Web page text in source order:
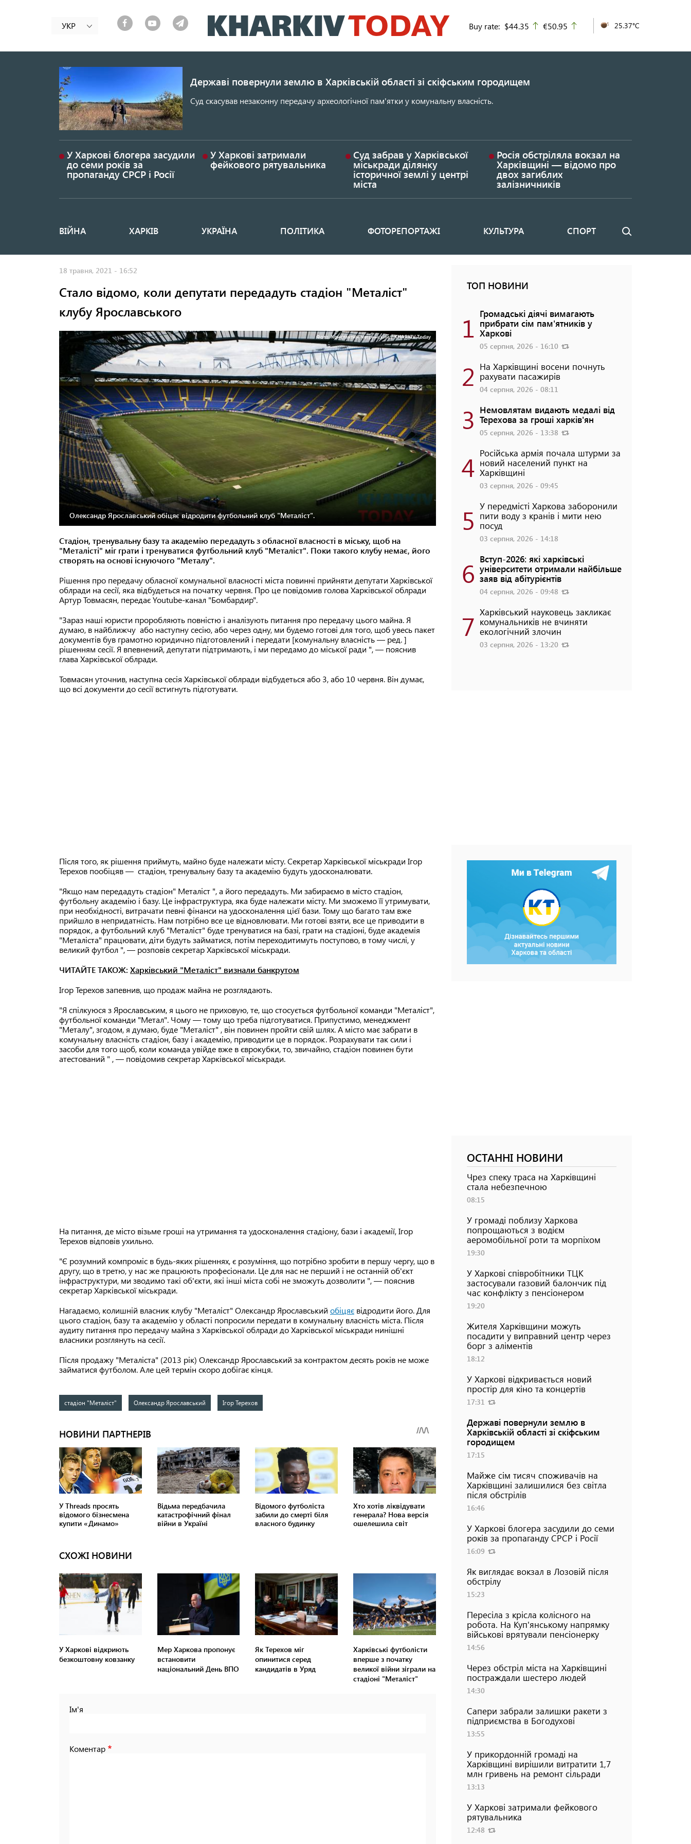
до
основного
УКР Buy rate: $44.35 up
€50.95 25.37°C
Державі повернули землю в Харківській області зі скіфським городищем
Суд скасував незаконну передачу археологічної пам'ятки у комунальну власність.
У Харкові блогера засудили
до семи років за
пропаганду СРСР і Росії
У Харкові затримали
фейкового рятувальника
Суд забрав у Харківської
міськради ділянку
історичної землі у центрі
міста
Росія обстріляла вокзал на
Харківщині — відомо про
двох загиблих
залізничників
Основная
ВІЙНА ХАРКІВ УКРАЇНА ПОЛІТИКА ФОТОРЕПОРТАЖІ КУЛЬТУРА СПОРТ Пошук
18 травня, 2021 - 16:52
Стало відомо, коли депутати передадуть стадіон "Металіст"
клубу Ярославського
Фото: Константин Чегринский / KHARKIV Today
Олександр Ярославський обіцяє відродити футбольний клуб "Металіст".
Стадіон, тренувальну базу та академію передадуть з обласної власності в міську, щоб на
"Металісті" міг грати і тренуватися футбольний клуб "Металіст". Поки такого клубу немає, його
створять на основі існуючого "Металу".
Рішення про передачу обласної комунальної власності міста повинні прийняти депутати Харківської
облради на сесії, яка відбудеться на початку червня. Про це повідомив голова Харківської облради
Артур Товмасян, передає Youtube-канал "Бомбардир".
"Зараз наші юристи проробляють повністю і аналізують питання про передачу цього майна. Я
думаю, в найближчу або наступну сесію, або через одну, ми будемо готові для того, щоб увесь пакет
документів був грамотно юридично підготовлений і передати [комунальну власність — ред. ]
рішенням сесії. Я впевнений, депутати підтримають, і ми передамо до міської ради ", — пояснив
глава Харківської облради.
Товмасян уточнив, наступна сесія Харківської облради відбудеться або 3, або 10 червня. Він думає,
що всі документи до сесії встигнуть підготувати.
Після того, як рішення приймуть, майно буде належати місту. Секретар Харківської міськради Ігор
Терехов пообіцяв — стадіон, тренувальну базу та академію будуть удосконалювати.
"Якщо нам передадуть стадіон" Металіст ", а його передадуть. Ми забираємо в місто стадіон,
футбольну академію і базу. Це інфраструктура, яка буде належати місту. Ми зможемо її утримувати,
при необхідності, витрачати певні фінанси на удосконалення цієї бази. Тому що багато там вже
прийшло в непридатність. Нам потрібно все це відновлювати. Ми готові взяти, все це приводити в
порядок, а футбольний клуб "Металіст" буде тренуватися на базі, грати на стадіоні, буде академія
"Металіста" працювати, діти будуть займатися, потім переходитимуть поступово, в тому числі, у
великий футбол ", — розповів секретар Харківської міськради.
ЧИТАЙТЕ ТАКОЖ: Харківський "Металіст" визнали банкрутом
Ігор Терехов запевнив, що продаж майна не розглядають.
"Я спілкуюся з Ярославським, я цього не приховую, те, що стосується футбольної команди "Металіст",
футбольної команди "Метал". Чому — тому що треба підготуватися. Припустимо, менеджмент
"Металу", згодом, я думаю, буде "Металіст" , він повинен пройти свій шлях. А місто має забрати в
комунальну власність стадіон, базу і академію, приводити це в порядок. Розрахувати так сили і
засоби для того щоб, коли команда увійде вже в єврокубки, то, звичайно, стадіон повинен бути
атестований " , — повідомив секретар Харківської міськради.
На питання, де місто візьме гроші на утримання та удосконалення стадіону, бази і академії, Ігор
Терехов відповів ухильно.
"Є розумний компроміс в будь-яких рішеннях, є розуміння, що потрібно зробити в першу чергу, що в
другу, що в третю, у нас же працюють професіонали. Це для нас не перший і не останній об'єкт
інфраструктури, ми зводимо такі об'єкти, які інші міста собі не зможуть дозволити ", — пояснив
секретар Харківської міськради.
Нагадаємо, колишній власник клубу "Металіст" Олександр Ярославський обіцяє відродити його. Для
цього стадіон, базу та академію у області попросили передати в комунальну власність міста. Після
аудиту питання про передачу майна з Харківської облради до Харківської міськради нинішні
власники розглянуть на сесії.
Після продажу "Металіста" (2013 рік) Олександр Ярославський за контрактом десять років не може
займатися футболом. Але цей термін скоро добігає кінця.
стадіон "Металіст" Олександр Ярославський Ігор Терехов
СХОЖІ НОВИНИ
У Харкові відкриють
безкоштовну ковзанку
Мер Харкова пропонує
встановити
національний День ВПО
Як Терехов міг
опинитися серед
кандидатів в Уряд
Харківські футболісти
вперше з початку
великої війни зіграли на
стадіоні "Металіст"
Ім'я
Коментар
ТОП НОВИНИ
1 Громадські діячі вимагають
прибрати сім пам'ятників у
Харкові
05 серпня, 2026 - 16:10
2 На Харківщині восени почнуть
рахувати пасажирів
04 серпня, 2026 - 08:11
3 Немовлятам видають медалі від
Терехова за гроші харків'ян
05 серпня, 2026 - 13:38
4 Російська армія почала штурми за
новий населений пункт на
Харківщині
03 серпня, 2026 - 09:45
5 У передмісті Харкова заборонили
пити воду з кранів і мити нею
посуд
03 серпня, 2026 - 14:18
6 Вступ-2026: які харківські
університети отримали найбільше
заяв від абітурієнтів
04 серпня, 2026 - 09:48
7 Харківський науковець закликає
комунальників не вчиняти
екологічний злочин
03 серпня, 2026 - 13:20
ОСТАННІ НОВИНИ
Чрез спеку траса на Харківщині
стала небезпечною
08:15
У громаді поблизу Харкова
попрощаються з водієм
аеромобільної роти та морпіхом
19:30
У Харкові співробітники ТЦК
застосували газовий балончик під
час конфлікту з пенсіонером
19:20
Жителя Харківщини можуть
посадити у виправний центр через
борг з аліментів
18:12
У Харкові відкривається новий
простір для кіно та концертів
17:31
Державі повернули землю в
Харківській області зі скіфським
городищем
17:15
Майже сім тисяч споживачів на
Харківщині залишилися без світла
після обстрілів
16:46
У Харкові блогера засудили до семи
років за пропаганду СРСР і Росії
16:09
Як виглядає вокзал в Лозовій після
обстрілу
15:23
Пересіла з крісла колісного на
робота. На Куп'янському напрямку
військові врятували пенсіонерку
14:56
Через обстріл міста на Харківщині
постраждали шестеро людей
14:30
Сапери забрали залишки ракети з
підприємства в Богодухові
13:55
У прикордонній громаді на
Харківщині вирішили витратити 1,7
млн гривень на ремонт сільради
13:13
У Харкові затримали фейкового
рятувальника
12:48